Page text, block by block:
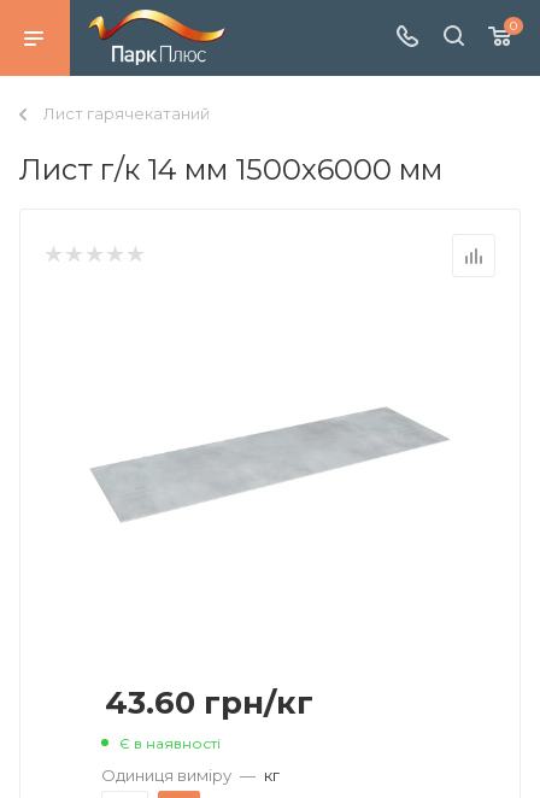
0
Лист гарячекатаний
Лист г/к 14 мм 1500х6000 мм
43.60 грн/кг
Є в наявності
Одиниця виміру — кг